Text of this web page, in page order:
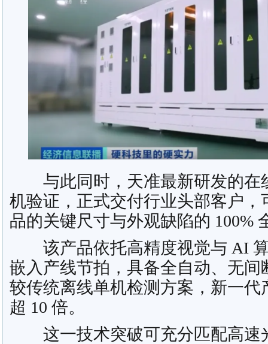
与此同时，天准最新研发的在
机验证，正式交付行业头部客户，
品的关键尺寸与外观缺陷的 100%
该产品依托高精度视觉与 AI 算
嵌入产线节拍，具备全自动、无间
较传统离线单机检测方案，新一代
超 10 倍。
这一技术突破可充分匹配高速